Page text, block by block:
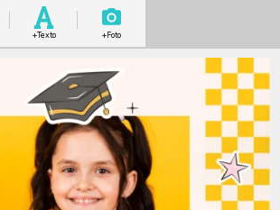
+Texto +Foto